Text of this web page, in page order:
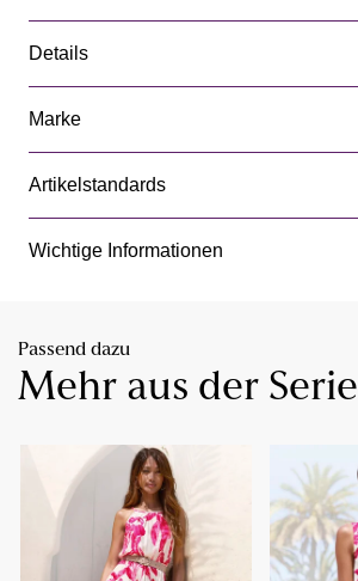
Details
Marke
Artikelstandards
Wichtige Informationen
Passend dazu
Mehr aus der Serie